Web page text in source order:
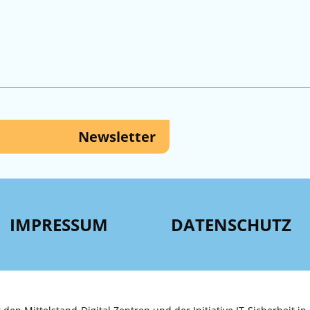
Newsletter
IMPRESSUM DATENSCHUTZ